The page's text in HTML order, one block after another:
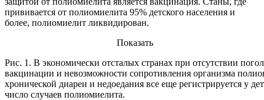
прививается от полиомиелита 95% детского населения и
более, полиомиелит ликвидирован.
Показать
Рис. 1. В экономически отсталых странах при отсутствии
вакцинации и невозможности сопротивления организма
хронической диареи и недоедания все еще регистрируется у
число случаев полиомиелита.